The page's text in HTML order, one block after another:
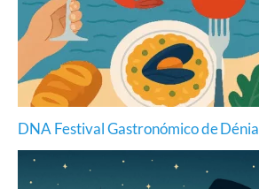
DNA Festival Gastronómico de Dénia